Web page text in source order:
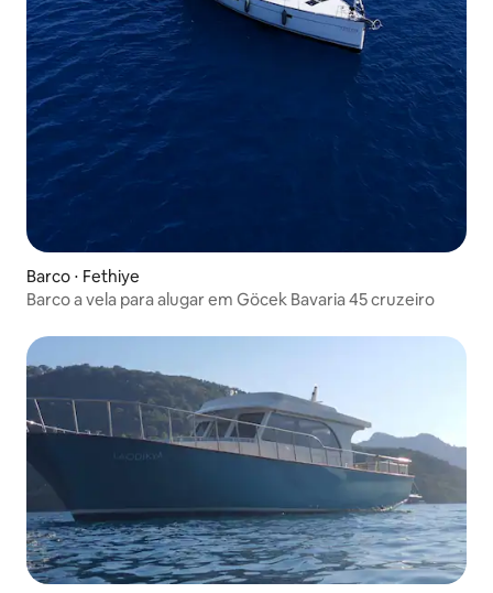
Barco ⋅ Fethiye
Barco a vela para alugar em Göcek Bavaria 45 cruzeiro